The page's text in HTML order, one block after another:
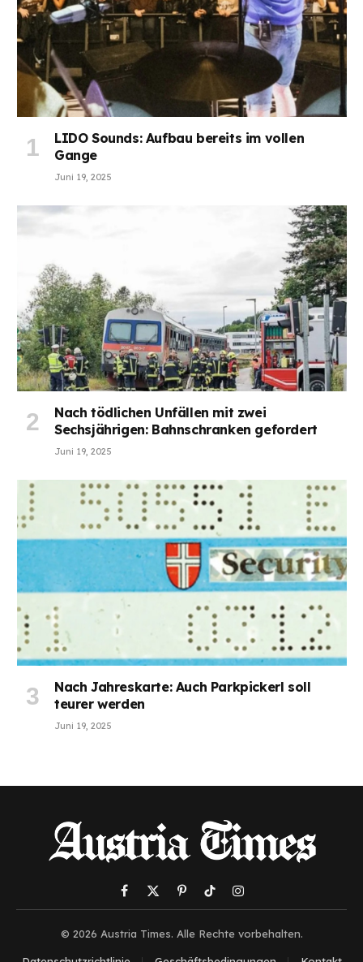
LIDO Sounds: Aufbau bereits im vollen
Gange
Juni 19, 2025
Nach tödlichen Unfällen mit zwei
Sechsjährigen: Bahnschranken gefordert
Juni 19, 2025
Nach Jahreskarte: Auch Parkpickerl soll
teurer werden
Juni 19, 2025
Facebook
X
(Twitter)
PinterestTikTokInstagram
© 2026 Austria Times. Alle Rechte vorbehalten.